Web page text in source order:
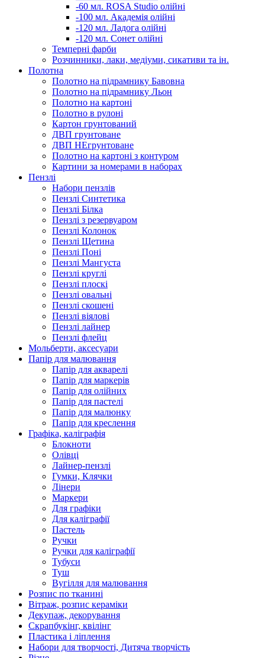
-60 мл. ROSA Studio олійні
-100 мл. Академія олійні
-120 мл. Ладога олійні
-120 мл. Сонет олійні
Темперні фарби
Розчинники, лаки, медіуми, сикативи та ін.
Полотна
Полотно на підрамнику Бавовна
Полотно на підрамнику Льон
Полотно на картоні
Полотно в рулоні
Картон грунтований
ДВП грунтоване
ДВП НЕгрунтоване
Полотно на картоні з контуром
Картини за номерами в наборах
Пензлі
Набори пензлів
Пензлі Синтетика
Пензлі Білка
Пензлі з резервуаром
Пензлі Колонок
Пензлі Щетина
Пензлі Поні
Пензлі Мангуста
Пензлі круглі
Пензлі плоскі
Пензлі овальні
Пензлі скошені
Пензлі віялові
Пензлі лайнер
Пензлі флейц
Мольберти, аксесуари
Папір для малювання
Папір для акварелі
Папір для маркерів
Папір для олійних
Папір для пастелі
Папір для малюнку
Папір для креслення
Графіка, каліграфія
Блокноти
Олівці
Лайнер-пензлі
Гумки, Клячки
Лінери
Маркери
Для графіки
Для каліграфії
Пастель
Ручки
Ручки для каліграфії
Тубуси
Туш
Вугілля для малювання
Розпис по тканині
Вітраж, розпис кераміки
Декупаж, декорування
Скрапбукінг, квілінг
Пластика і ліплення
Набори для творчості, Дитяча творчість